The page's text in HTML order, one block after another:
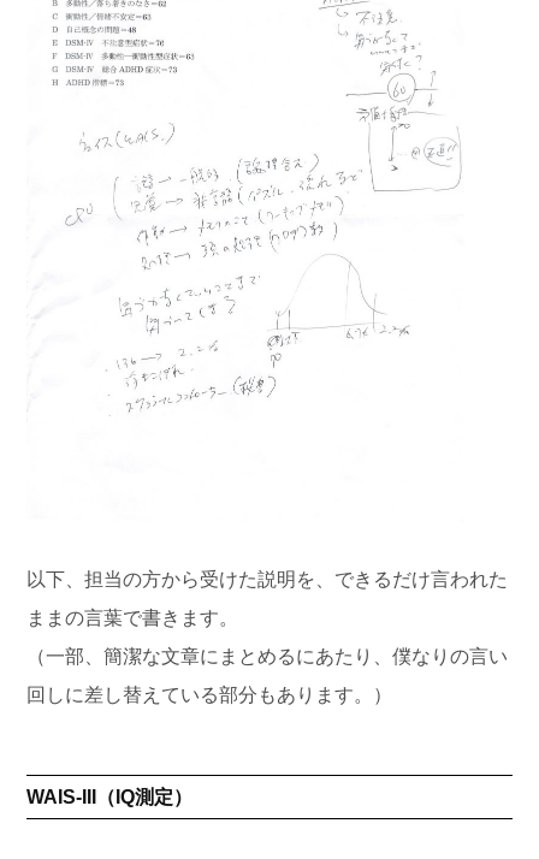
以下、担当の方から受けた説明を、できるだけ言われた
ままの言葉で書きます。
（一部、簡潔な文章にまとめるにあたり、僕なりの言い
回しに差し替えている部分もあります。）
WAIS-III（IQ測定）